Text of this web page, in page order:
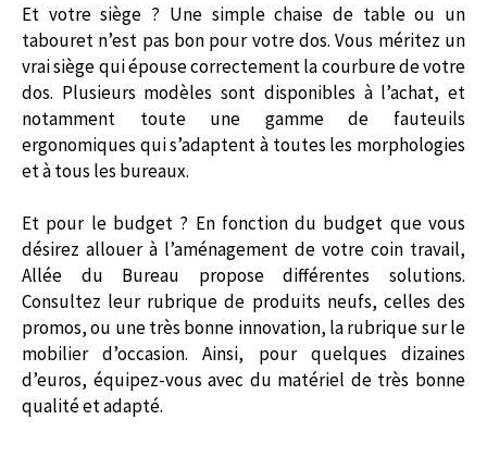
Et votre siège ? Une simple chaise de table ou un
tabouret n’est pas bon pour votre dos. Vous méritez un
vrai siège qui épouse correctement la courbure de votre
dos. Plusieurs modèles sont disponibles à l’achat, et
notamment toute une gamme de fauteuils
ergonomiques qui s’adaptent à toutes les morphologies
et à tous les bureaux.
Et pour le budget ? En fonction du budget que vous
désirez allouer à l’aménagement de votre coin travail,
Allée du Bureau propose différentes solutions.
Consultez leur rubrique de produits neufs, celles des
promos, ou une très bonne innovation, la rubrique sur le
mobilier d’occasion. Ainsi, pour quelques dizaines
d’euros, équipez-vous avec du matériel de très bonne
qualité et adapté.